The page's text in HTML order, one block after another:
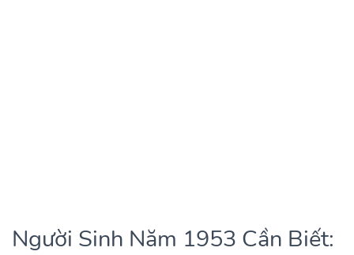
Người Sinh Năm 1953 Cần Biết: